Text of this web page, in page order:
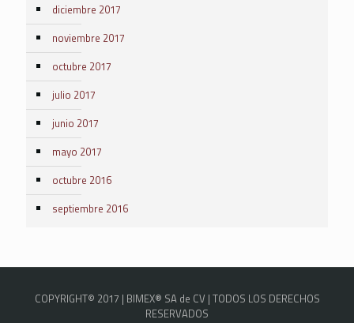
diciembre 2017
noviembre 2017
octubre 2017
julio 2017
junio 2017
mayo 2017
octubre 2016
septiembre 2016
COPYRIGHT© 2017 | BIMEX® SA de CV | TODOS LOS DERECHOS
RESERVADOS